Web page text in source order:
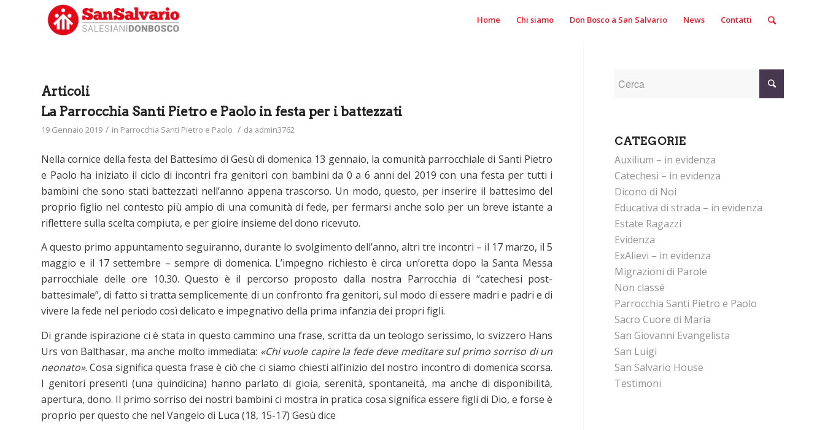
Home Chi siamo Don Bosco a San Salvario News Contatti
Articoli
La Parrocchia Santi Pietro e Paolo in festa per i battezzati
19 Gennaio 2019 / in Parrocchia Santi Pietro e Paolo / da admin3762
Nella cornice della festa del Battesimo di Gesù di domenica 13 gennaio, la comunità parrocchiale di Santi Pietro
e Paolo ha iniziato il ciclo di incontri fra genitori con bambini da 0 a 6 anni del 2019 con una festa per tutti i
bambini che sono stati battezzati nell’anno appena trascorso. Un modo, questo, per inserire il battesimo del
proprio figlio nel contesto più ampio di una comunità di fede, per fermarsi anche solo per un breve istante a
riflettere sulla scelta compiuta, e per gioire insieme del dono ricevuto.
A questo primo appuntamento seguiranno, durante lo svolgimento dell’anno, altri tre incontri – il 17 marzo, il 5
maggio e il 17 settembre – sempre di domenica. L’impegno richiesto è circa un’oretta dopo la Santa Messa
parrocchiale delle ore 10.30. Questo è il percorso proposto dalla nostra Parrocchia di “catechesi post-
battesimale”, di fatto si tratta semplicemente di un confronto fra genitori, sul modo di essere madri e padri e di
vivere la fede nel periodo così delicato e impegnativo della prima infanzia dei propri figli.
Di grande ispirazione ci è stata in questo cammino una frase, scritta da un teologo serissimo, lo svizzero Hans
Urs von Balthasar, ma anche molto immediata: «Chi vuole capire la fede deve meditare sul primo sorriso di un
neonato». Cosa significa questa frase è ciò che ci siamo chiesti all’inizio del nostro incontro di domenica scorsa.
I genitori presenti (una quindicina) hanno parlato di gioia, serenità, spontaneità, ma anche di disponibilità,
apertura, dono. Il primo sorriso dei nostri bambini ci mostra in pratica cosa significa essere figli di Dio, e forse è
proprio per questo che nel Vangelo di Luca (18, 15-17) Gesù dice
CATEGORIE
Auxilium – in evidenza
Catechesi – in evidenza
Dicono di Noi
Educativa di strada – in evidenza
Estate Ragazzi
Evidenza
ExAlievi – in evidenza
Migrazioni di Parole
Non classé
Parrocchia Santi Pietro e Paolo
Sacro Cuore di Maria
San Giovanni Evangelista
San Luigi
San Salvario House
Testimoni